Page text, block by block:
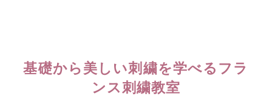
基礎から美しい刺繍を学べるフラ
ンス刺繍教室